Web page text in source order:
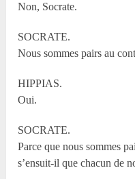
Non, Socrate.
SOCRATE.
Nous sommes pairs au
HIPPIAS.
Oui.
SOCRATE.
Parce que nous sommes
s’ensuit-il que chacun de